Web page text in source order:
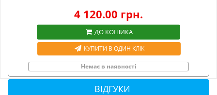
4 120.00 грн.
ДО КОШИКА
КУПИТИ В ОДИН КЛІК
Немає в наявності
ВІДГУКИ